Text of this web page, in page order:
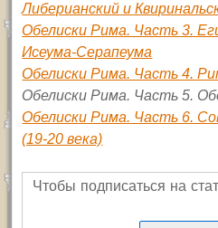
Либерианский и
Обелиски Рима. Часть 3.
Исеума-Серапеума
Обелиски Рима. Часть 4.
Обелиски Рима. Часть 5.
Обелиски Рима. Часть 6.
(19-20 века)
Чтобы подписаться на